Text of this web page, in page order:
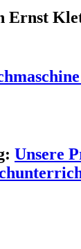
Ernst
Unsere